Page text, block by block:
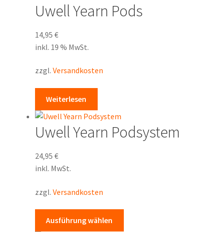
Uwell Yearn Pods
14,95 €
inkl. 19 % MwSt.
zzgl. Versandkosten
Weiterlesen
Uwell Yearn Podsystem
24,95 €
inkl. MwSt.
zzgl. Versandkosten
Ausführung wählen